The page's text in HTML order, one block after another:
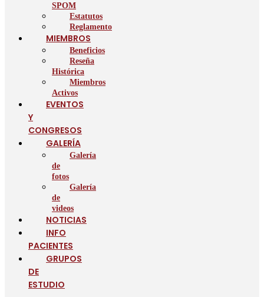
SPOM
Estatutos
Reglamento
MIEMBROS
Beneficios
Reseña
Histórica
Miembros
Activos
EVENTOS
Y
CONGRESOS
GALERÍA
Galería
de
fotos
Galería
de
videos
NOTICIAS
INFO
PACIENTES
GRUPOS
DE
ESTUDIO